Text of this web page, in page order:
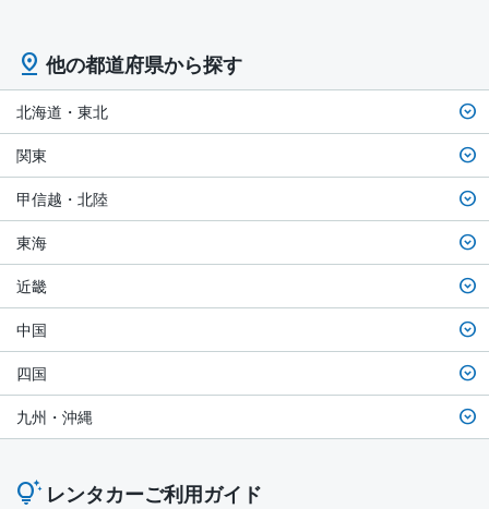
他の都道府県から探す
北海道・東北
関東
甲信越・北陸
東海
近畿
中国
四国
九州・沖縄
レンタカーご利用ガイド